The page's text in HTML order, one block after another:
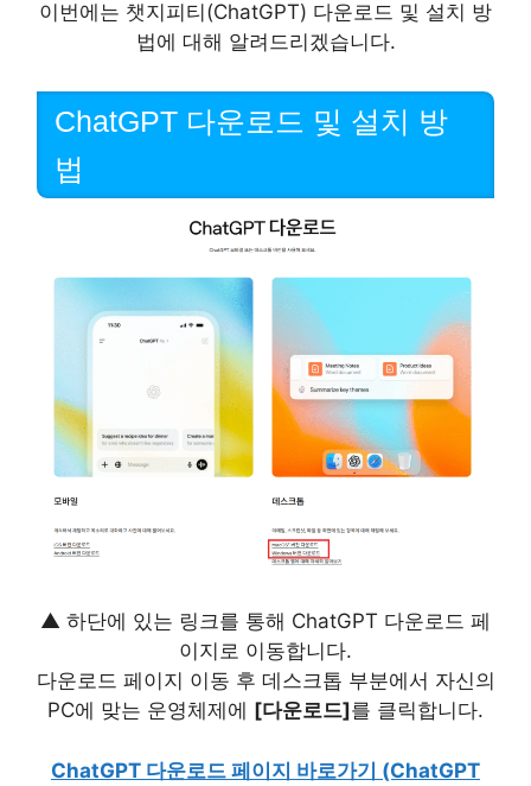
이번에는 챗지피티(ChatGPT) 다운로드 및 설치 방
법에 대해 알려드리겠습니다.
ChatGPT 다운로드 및 설치 방
법
▲ 하단에 있는 링크를 통해 ChatGPT 다운로드 페
이지로 이동합니다.
다운로드 페이지 이동 후 데스크톱 부분에서 자신의
PC에 맞는 운영체제에 [다운로드]를 클릭합니다.
ChatGPT 다운로드 페이지 바로가기 (ChatGPT